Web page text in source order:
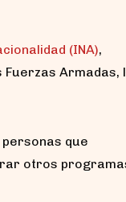
(INA),
Armadas,
que
otros